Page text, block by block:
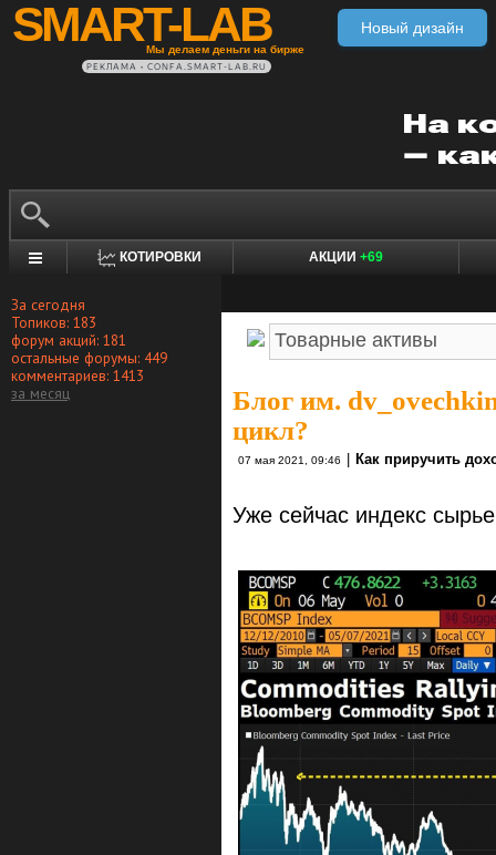
SMART-LAB
Мы делаем деньги на бирже
Новый дизайн
РЕКЛАМА • CONFA.SMART-LAB.RU
КОТИРОВКИ АКЦИИ +69
За сегодня
Топиков: 183
форум акций: 181
остальные форумы: 449
комментариев: 1413
за месяц
Блог им.
цикл?
07 мая 2021, 09:46 Как приручить
Уже сейчас индекс